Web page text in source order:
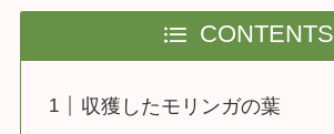
CONTENTS
収獲したモリンガの葉